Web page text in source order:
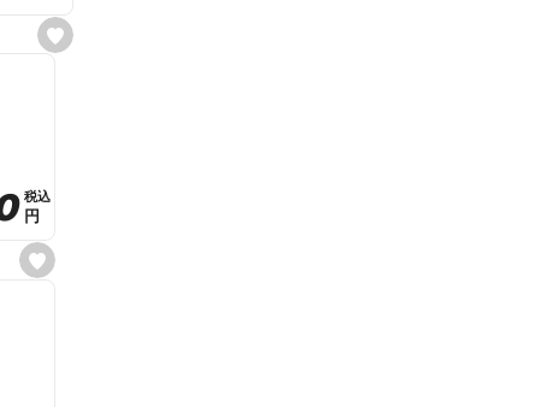
s
e
s
e
税込
税込
円
円